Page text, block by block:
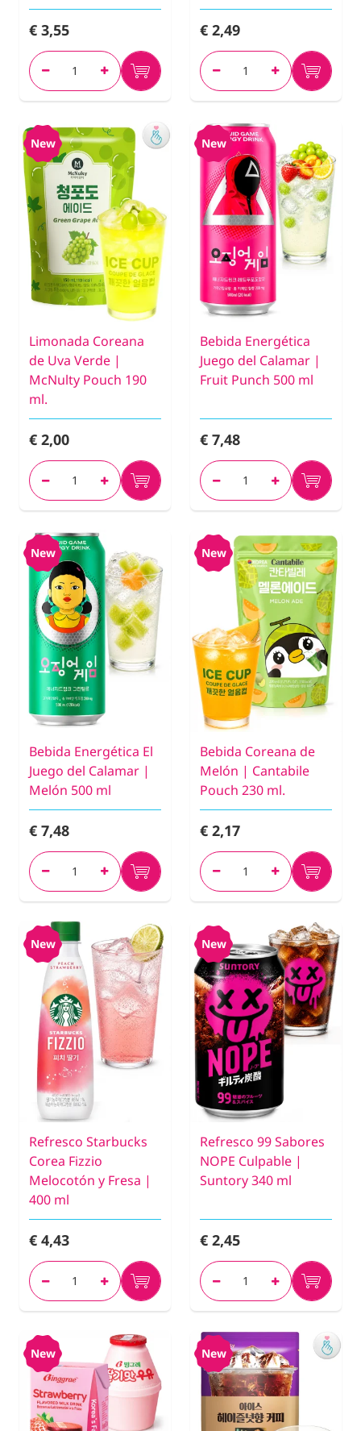
€ 3,55 € 2,49
New
Limonada Coreana
de Uva Verde |
McNulty Pouch 190
ml.
€ 2,00
New
Bebida Energética
Juego del Calamar |
Fruit Punch 500 ml
€ 7,48
New
Bebida Energética El
Juego del Calamar |
Melón 500 ml
€ 7,48
New
Bebida Coreana de
Melón | Cantabile
Pouch 230 ml.
€ 2,17
New
Refresco Starbucks
Corea Fizzio
Melocotón y Fresa |
400 ml
€ 4,43
New
Refresco 99 Sabores
NOPE Culpable |
Suntory 340 ml
€ 2,45
New New